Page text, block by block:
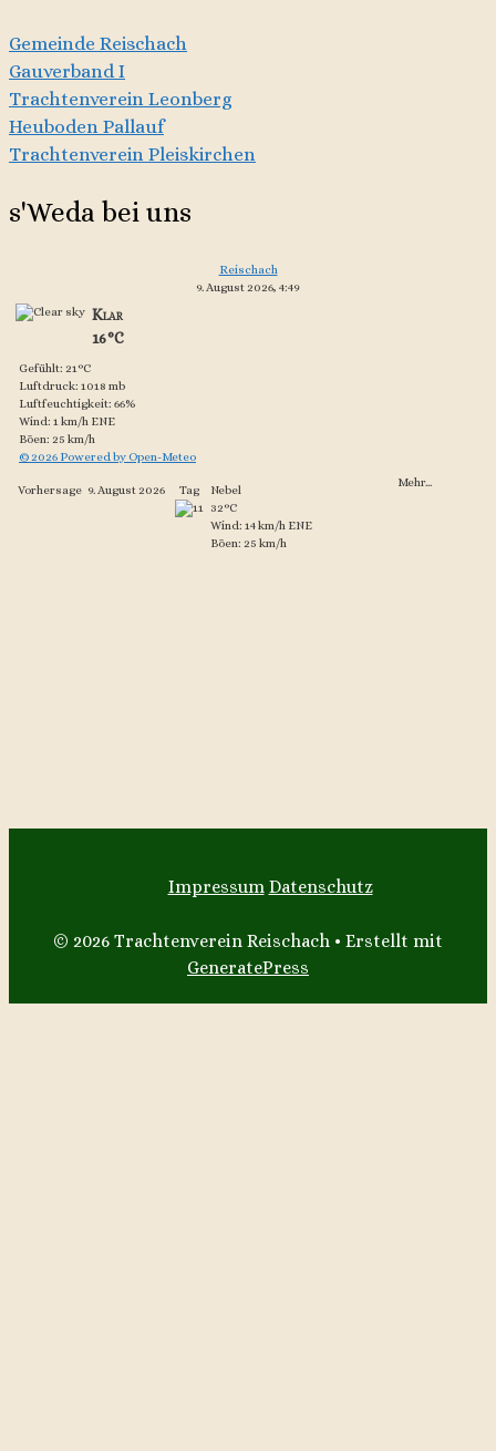
Gemeinde Reischach
Gauverband I
Trachtenverein Leonberg
Heuboden Pallauf
Trachtenverein Pleiskirchen
s'Weda bei uns
Reischach
9. August 2026, 4:49
Klar
16°C
Gefühlt: 21°C
Luftdruck: 1018 mb
Luftfeuchtigkeit: 66%
Wind: 1 km/h ENE
Böen: 25 km/h
© 2026 Powered by Open-Meteo
Vorhersage 9. August 2026 Tag
Nebel
32°C
Wind: 14 km/h ENE
Böen: 25 km/h
Mehr...
Impressum Datenschutz
© 2026 Trachtenverein Reischach • Erstellt mit
GeneratePress